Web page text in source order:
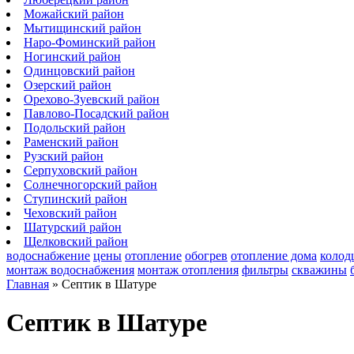
Можайский район
Мытищинский район
Наро-Фоминский район
Ногинский район
Одинцовский район
Озерский район
Орехово-Зуевский район
Павлово-Посадский район
Подольский район
Раменский район
Рузский район
Серпуховский район
Солнечногорский район
Ступинский район
Чеховский район
Шатурский район
Щелковский район
водоснабжение цены отопление обогрев отопление дома
монтаж водоснабжения монтаж отопления фильтры скважины
Главная » Септик в Шатуре
Септик в Шатуре